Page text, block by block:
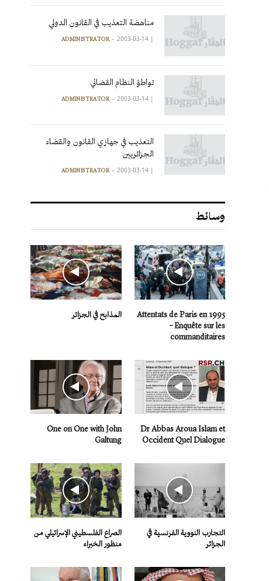
مناهضة التعذيب في القانون الدولي
|
ADMINISTRATOR 2003-03-14
تواطؤ النظام القضائي
|
ADMINISTRATOR 2003-03-14
التعذيب في جهازي القانون والقضاء
الجزائريين
|
ADMINISTRATOR 2003-03-14
وسائط
Attentats de Paris en 1995
– Enquête sur les
commanditaires
المذابح في الجزائر
Dr Abbas Aroua Islam et
Occident Quel Dialogue
One on One with John
Galtung
التجارب النووية الفرنسية في
الجزائر
الصراع الفلسطيني الإسرائيلي من
منظور الخبراء